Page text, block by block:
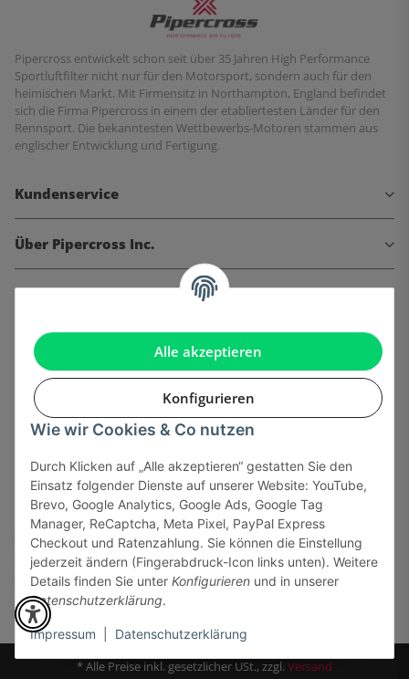
Alle akzeptieren
Konfigurieren
Wie wir Cookies & Co nutzen
Durch Klicken auf „Alle akzeptieren“ gestatten Sie den
Einsatz folgender Dienste auf unserer Website: YouTube,
Brevo, Google Analytics, Google Ads, Google Tag
Manager, ReCaptcha, Meta Pixel, PayPal Express
Checkout und Ratenzahlung. Sie können die Einstellung
jederzeit ändern (Fingerabdruck-Icon links unten). Weitere
Details finden Sie unter Konfigurieren und in unserer
Datenschutzerklärung.
Impressum Datenschutzerklärung
Pipercross entwickelt schon seit über 35 Jahren High Performance
Sportluftfilter nicht nur für den Motorsport, sondern auch für den
heimischen Markt. Mit Firmensitz in Northampton, England befindet
sich die Firma Pipercross in einem der etabliertesten Länder für den
Rennsport. Die bekanntesten Wettbewerbs-Motoren stammen aus
englischer Entwicklung und Fertigung.
Kundenservice
Über Pipercross Inc.
Informationen
Gesetzliche Informationen
Sicher bezahlen via:
* Alle Preise inkl. gesetzlicher USt., zzgl.Versand